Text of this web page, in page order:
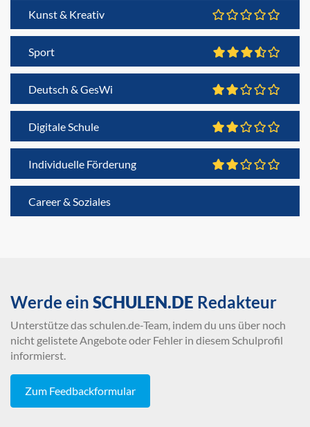
Kunst & Kreativ
Sport
Deutsch & GesWi
Digitale Schule
Individuelle Förderung
Career & Soziales
Werde ein SCHULEN.DE Redakteur
Unterstütze das schulen.de-Team, indem du uns über noch
nicht gelistete Angebote oder Fehler in diesem Schulprofil
informierst.
Zum Feedbackformular